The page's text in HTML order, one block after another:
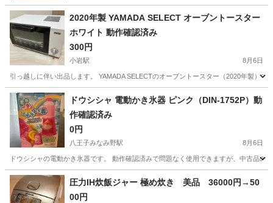
2020年製 YAMADA SELECT オーブントースター
ホワイト 動作確認済み
300円
小岩駅 8月6日
引っ越しに伴い出品します。 YAMADA SELECTのオーブントースター（2020年製）
東京 江戸川区 キッチン家電
ドウシシャ 電動かき氷器 ピンク（DIN-1752P）動
作確認済み
0円
八王子みなみ野駅 8月6日
ドウシシャの電動かき氷器です。 動作確認済みで問題なく使用できますが、中古品
東京 八王子市 八王子みなみ野駅 キッチン家電
圧力IH炊飯ジャー 極め炊き 美品 36000円→50
00円